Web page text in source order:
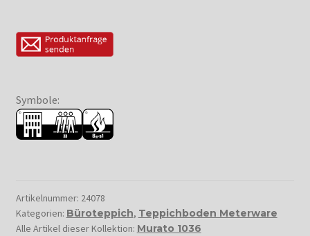
Symbole:
Artikelnummer: 24078
Kategorien: Büroteppich, Teppichboden Meterware
Alle Artikel dieser Kollektion: Murato 1036